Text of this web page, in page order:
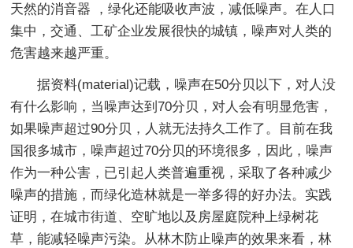
天然的消音器 ，绿化还能吸收声波，减低噪声。在人口
集中，交通、工矿企业发展很快的城镇，噪声对人类的
危害越来越严重。
据资料(material)记载，噪声在50分贝以下，对人没
有什么影响，当噪声达到70分贝，对人会有明显危害，
如果噪声超过90分贝，人就无法持久工作了。目前在我
国很多城市，噪声超过70分贝的环境很多，因此，噪声
作为一种公害，已引起人类普遍重视，采取了各种减少
噪声的措施，而绿化造林就是一举多得的好办法。实践
证明，在城市街道、空旷地以及房屋庭院种上绿树花
草，能减轻噪声污染。从林木防止噪声的效果来看，林